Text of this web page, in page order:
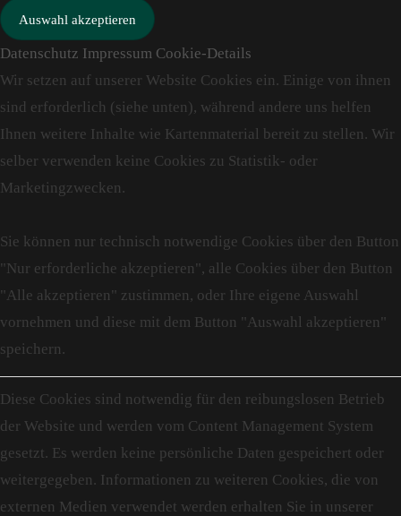
Datenschutz Impressum Cookie-Details
Wir setzen auf unserer Website Cookies ein. Einige von ihnen
sind erforderlich (siehe unten), während andere uns helfen
Ihnen weitere Inhalte wie Kartenmaterial bereit zu stellen. Wir
selber verwenden keine Cookies zu Statistik- oder
Marketingzwecken.
Sie können nur technisch notwendige Cookies über den Button
"Nur erforderliche akzeptieren", alle Cookies über den Button
"Alle akzeptieren" zustimmen, oder Ihre eigene Auswahl
vornehmen und diese mit dem Button "Auswahl akzeptieren"
speichern.
Diese Cookies sind notwendig für den reibungslosen Betrieb
der Website und werden vom Content Management System
gesetzt. Es werden keine persönliche Daten gespeichert oder
weitergegeben. Informationen zu weiteren Cookies, die von
externen Medien verwendet werden erhalten Sie in unserer